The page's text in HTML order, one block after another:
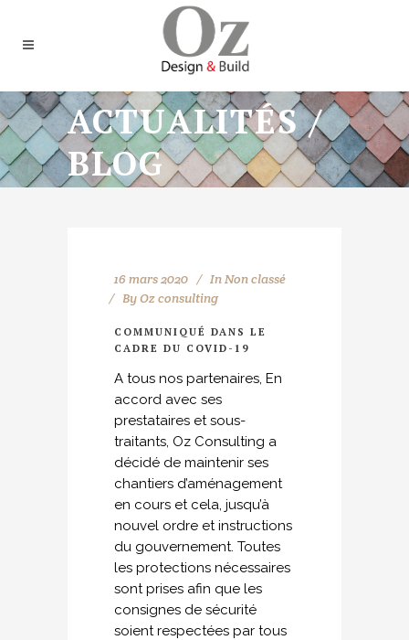
ACTUALITÉS /
BLOG
16 mars 2020 InNon classé
ByOz consulting
COMMUNIQUÉ DANS LE
CADRE DU COVID-19
A tous nos partenaires, En
accord avec ses
prestataires et sous-
traitants, Oz Consulting a
décidé de maintenir ses
chantiers d’aménagement
en cours et cela, jusqu’à
nouvel ordre et instructions
du gouvernement. Toutes
les protections nécessaires
sont prises afin que les
consignes de sécurité
soient respectées par tous